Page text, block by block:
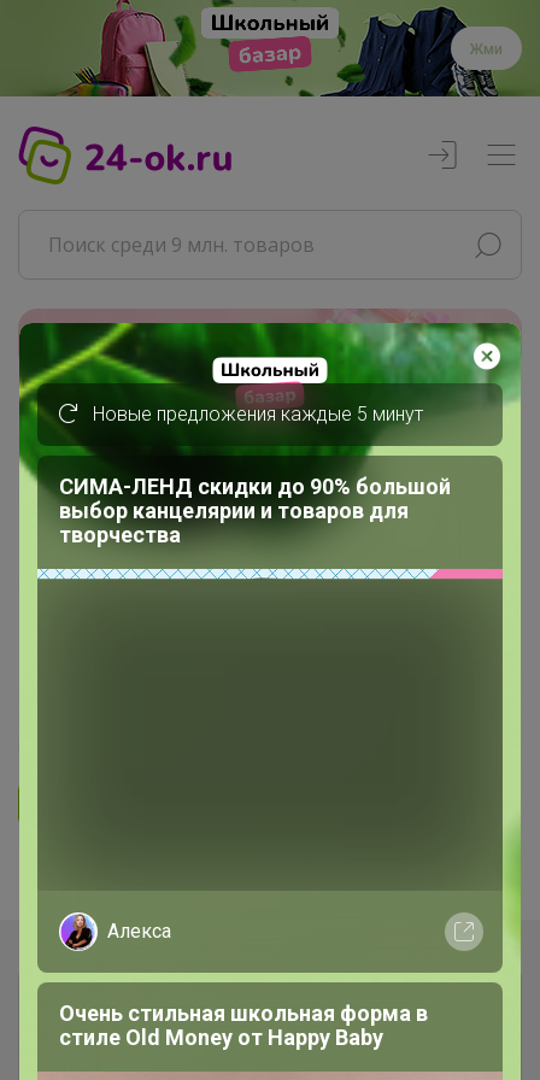
Жми
Реклама
Главная
Совместные покупки
АРХИВ СП
ВЗРОСЛЫЕ СП
ОДЕЖДА ДЛЯ ВЗРОСЛЫХ
Показаны записи1-4из4.
Новые предложения каждые 5 минут
СИМА-ЛЕНД скидки до 90% большой
выбор канцелярии и товаров для
творчества
Алекса
Очень стильная школьная форма в
стиле Old Money от Нappy Вaby